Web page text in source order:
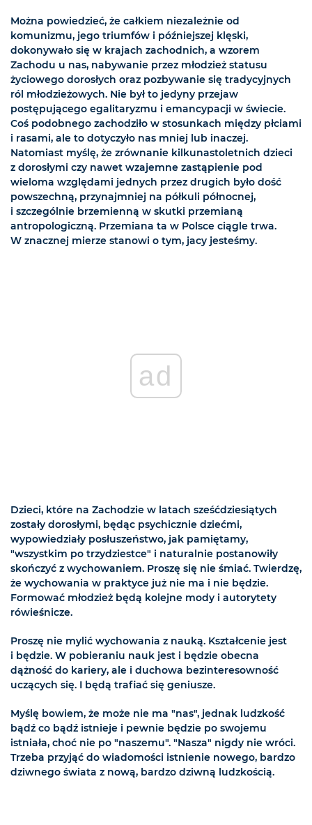
Można powiedzieć, że całkiem niezależnie od
komunizmu, jego triumfów i późniejszej klęski,
dokonywało się w krajach zachodnich, a wzorem
Zachodu u nas, nabywanie przez młodzież statusu
życiowego dorosłych oraz pozbywanie się tradycyjnych
ról młodzieżowych. Nie był to jedyny przejaw
postępującego egalitaryzmu i emancypacji w świecie.
Coś podobnego zachodziło w stosunkach między płciami
i rasami, ale to dotyczyło nas mniej lub inaczej.
Natomiast myślę, że zrównanie kilkunastoletnich dzieci
z dorosłymi czy nawet wzajemne zastąpienie pod
wieloma względami jednych przez drugich było dość
powszechną, przynajmniej na półkuli północnej,
i szczególnie brzemienną w skutki przemianą
antropologiczną. Przemiana ta w Polsce ciągle trwa.
W znacznej mierze stanowi o tym, jacy jesteśmy.
ad
Dzieci, które na Zachodzie w latach sześćdziesiątych
zostały dorosłymi, będąc psychicznie dziećmi,
wypowiedziały posłuszeństwo, jak pamiętamy,
"wszystkim po trzydziestce" i naturalnie postanowiły
skończyć z wychowaniem. Proszę się nie śmiać. Twierdzę,
że wychowania w praktyce już nie ma i nie będzie.
Formować młodzież będą kolejne mody i autorytety
rówieśnicze.
Proszę nie mylić wychowania z nauką. Kształcenie jest
i będzie. W pobieraniu nauk jest i będzie obecna
dążność do kariery, ale i duchowa bezinteresowność
uczących się. I będą trafiać się geniusze.
Myślę bowiem, że może nie ma "nas", jednak ludzkość
bądź co bądź istnieje i pewnie będzie po swojemu
istniała, choć nie po "naszemu". "Nasza" nigdy nie wróci.
Trzeba przyjąć do wiadomości istnienie nowego, bardzo
dziwnego świata z nową, bardzo dziwną ludzkością.